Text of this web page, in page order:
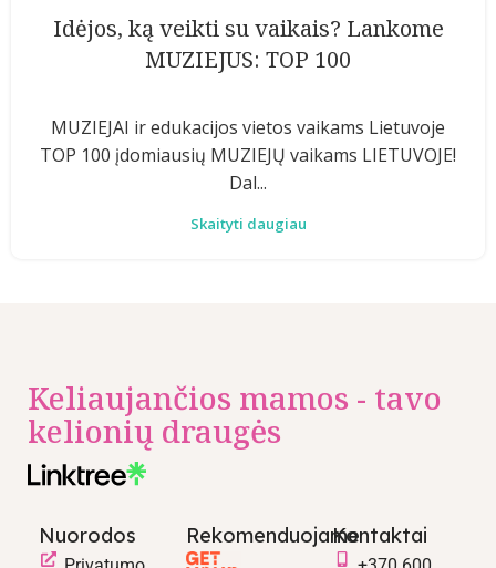
Idėjos, ką veikti su vaikais? Lankome
MUZIEJUS: TOP 100
MUZIEJAI ir edukacijos vietos vaikams Lietuvoje
TOP 100 įdomiausių MUZIEJŲ vaikams LIETUVOJE!
Dal...
Skaityti daugiau
Keliaujančios mamos - tavo
kelionių draugės
Nuorodos RekomenduojameKontaktai